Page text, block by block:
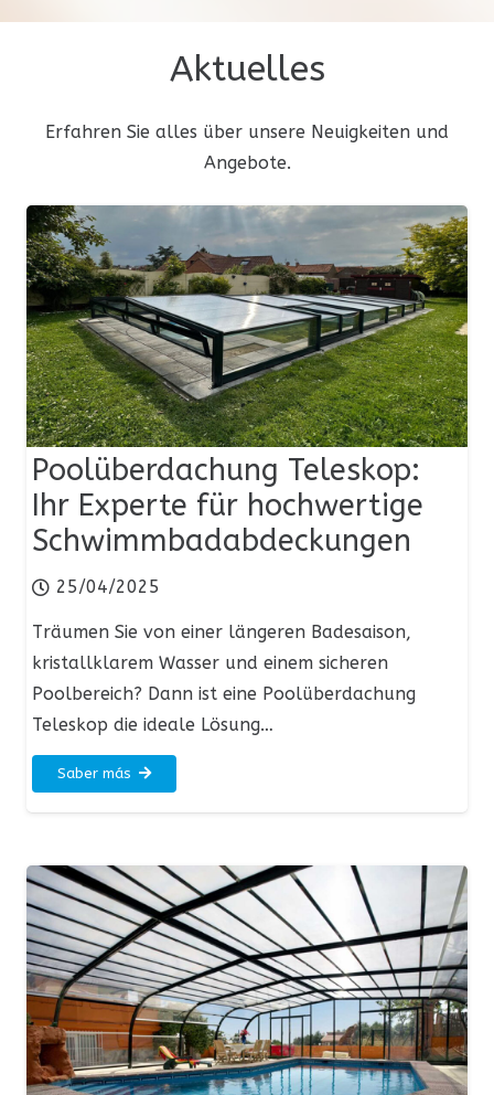
Aktuelles
Erfahren Sie alles über unsere Neuigkeiten und
Angebote.
Poolüberdachung Teleskop:
Ihr Experte für hochwertige
Schwimmbadabdeckungen
25/04/2025
Träumen Sie von einer längeren Badesaison,
kristallklarem Wasser und einem sicheren
Poolbereich? Dann ist eine Poolüberdachung
Teleskop die ideale Lösung…
Saber más